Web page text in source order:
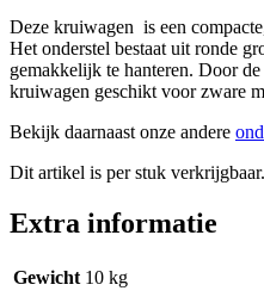
Deze kruiwagen is een
Het onderstel bestaat uit ronde
gemakkelijk te hanteren. Door
kruiwagen geschikt voor zware
Bekijk daarnaast onze andere
Dit artikel is per stuk verkrijgbaar.
Extra informatie
Gewicht 10 kg